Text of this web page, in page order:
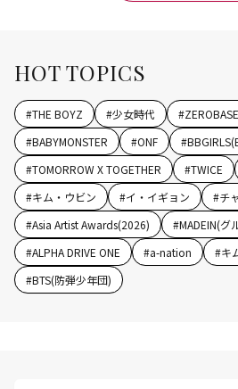
HOT TOPICS
#THE BOYZ #少女時代 #
#BABYMONSTER #ONF #
#TOMORROW X TOGETHER #TWICE
#キム・ウビン #イ・イギョン #チ
#Asia Artist Awards(2026) #MADEIN(グ
#ALPHA DRIVE ONE #a-nation #キ
#BTS(防弾少年団)